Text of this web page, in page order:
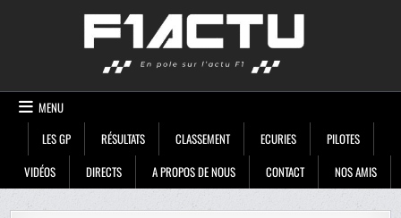
MENU
LES GP
RÉSULTATS CLASSEMENT ECURIES
PILOTES
VIDÉOS
DIRECTS A PROPOS DE NOUS CONTACT NOS AMIS